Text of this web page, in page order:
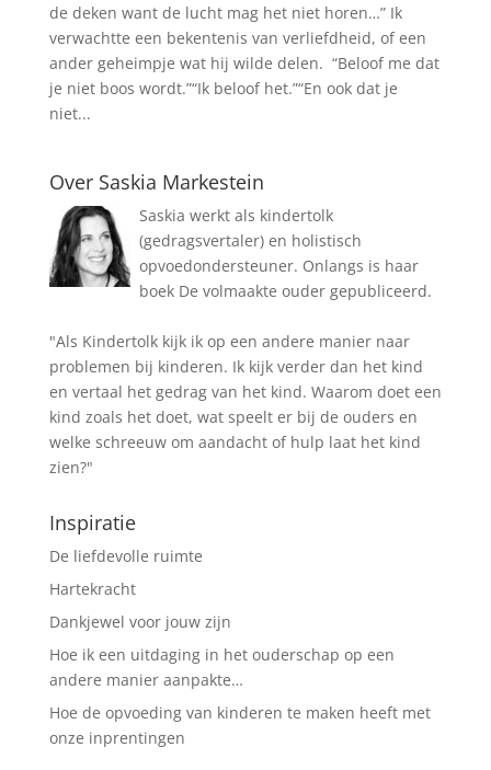
de deken want de lucht mag het niet horen…” Ik
verwachtte een bekentenis van verliefdheid, of een
ander geheimpje wat hij wilde delen. “Beloof me dat
je niet boos wordt.”“Ik beloof het.”“En ook dat je
niet...
Over Saskia Markestein
Saskia werkt als kindertolk
(gedragsvertaler) en holistisch
opvoedondersteuner. Onlangs is haar
boek De volmaakte ouder gepubliceerd.
"Als Kindertolk kijk ik op een andere manier naar
problemen bij kinderen. Ik kijk verder dan het kind
en vertaal het gedrag van het kind. Waarom doet een
kind zoals het doet, wat speelt er bij de ouders en
welke schreeuw om aandacht of hulp laat het kind
zien?"
Inspiratie
De liefdevolle ruimte
Hartekracht
Dankjewel voor jouw zijn
Hoe ik een uitdaging in het ouderschap op een
andere manier aanpakte…
Hoe de opvoeding van kinderen te maken heeft met
onze inprentingen